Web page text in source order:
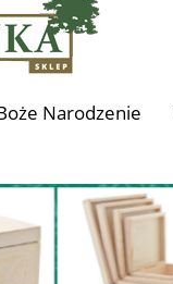
Narodzenie